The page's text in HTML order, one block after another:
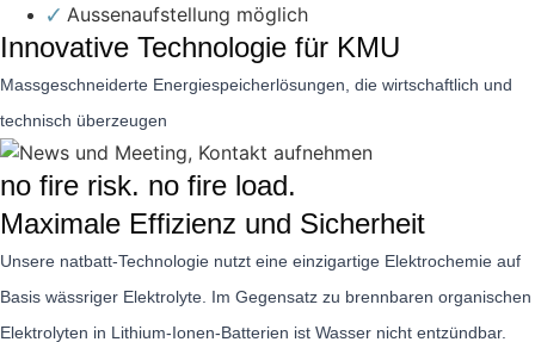
Aussenaufstellung möglich
Innovative Technologie für KMU
Massgeschneiderte Energiespeicherlösungen, die wirtschaftlich und
technisch überzeugen
no fire risk. no fire load.
Maximale Effizienz und Sicherheit
Unsere natbatt-Technologie nutzt eine einzigartige Elektrochemie auf
Basis wässriger Elektrolyte. Im Gegensatz zu brennbaren organischen
Elektrolyten in Lithium-Ionen-Batterien ist Wasser nicht entzündbar.